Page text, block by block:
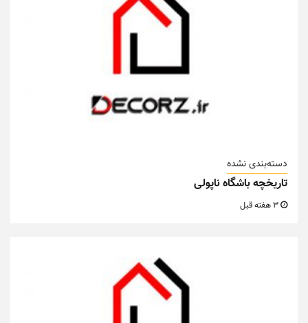
دسته‌بندی نشده
تاریخچه باشگاه ناپولی